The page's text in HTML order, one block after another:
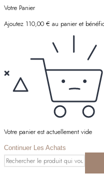
Votre Panier
Ajoutez 110,00 € au panier et
Votre panier est actuellement vide
Continuer Les Achats